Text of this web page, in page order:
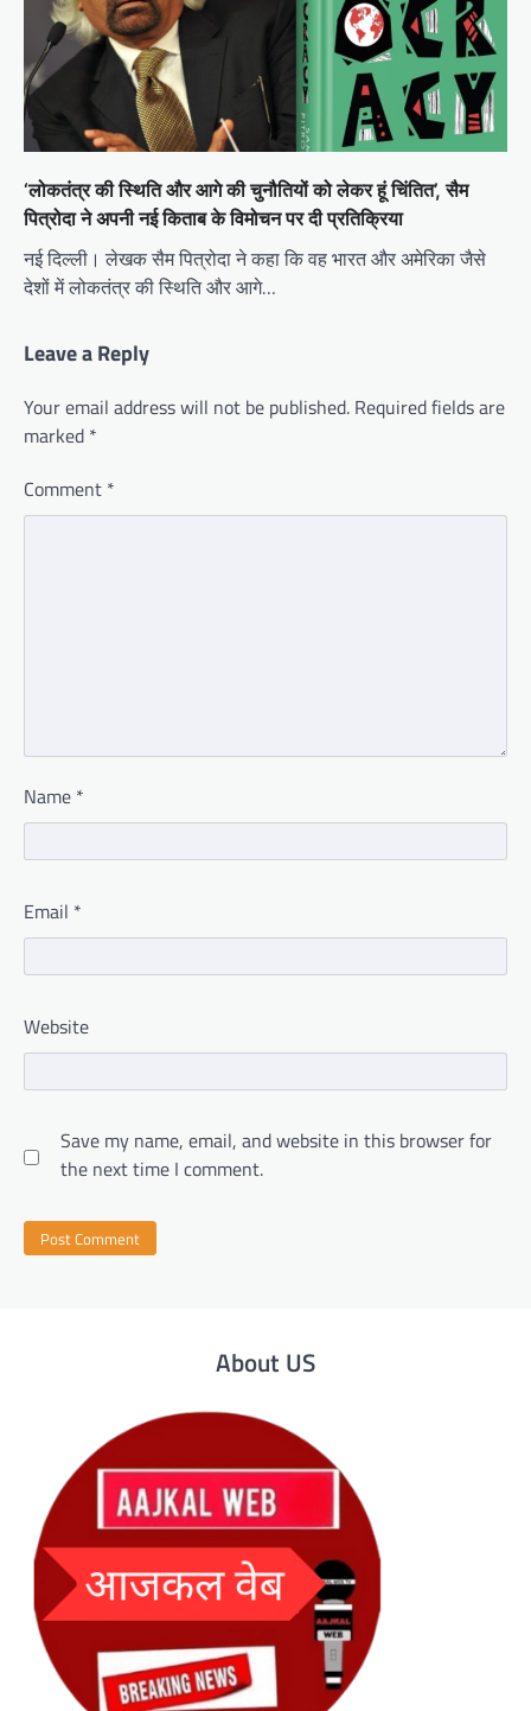
‘लोकतंत्र की स्थिति और आगे की चुनौतियों को लेकर हूं चिंतित’, सैम
पित्रोदा ने अपनी नई किताब के विमोचन पर दी प्रतिक्रिया
नई दिल्ली। लेखक सैम पित्रोदा ने कहा कि वह भारत और अमेरिका जैसे
देशों में लोकतंत्र की स्थिति और आगे…
Leave a Reply
Your email address will not be published. Required fields are
marked *
Comment *
Name *
Email *
Website
Save my name, email, and website in this browser for
the next time I comment.
About US